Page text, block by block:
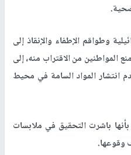
.
وطواقم الإطفاء والإنقاذ إلى
المواطنين من الاقتراب منه، إلى
انتشار المواد السامة في محيط
باشرت التحقيق في ملابسات
وقوعها.